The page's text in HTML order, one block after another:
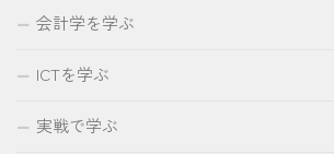
会計学を学ぶ
ICTを学ぶ
実戦で学ぶ